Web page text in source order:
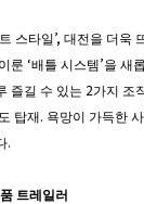
스타일’, 대전을 더욱
룬 ‘배틀 시스템’을 새
즐길 수 있는 2가지 조
탑재. 욕망이 가득한
.
트레일러